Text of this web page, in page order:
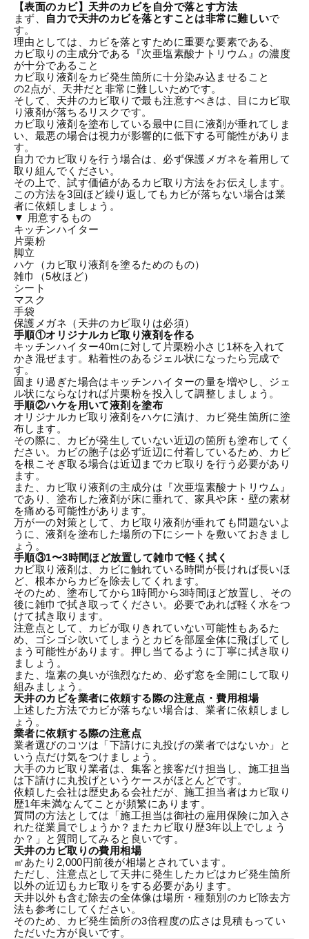
【表面のカビ】天井のカビを自分で落とす方法
まず、 自力で天井のカビを落とすことは非常に難しいで
す。
理由としては、カビを落とすために重要な要素である、
カビ取りの主成分である『次亜塩素酸ナトリウム』の濃度
が十分であること
カビ取り液剤をカビ発生箇所に十分染み込ませること
の2点が、天井だと非常に難しいためです。
そして、天井のカビ取りで最も注意すべきは、目にカビ取
り液剤が落ちるリスクです。
カビ取り液剤を塗布している最中に目に液剤が垂れてしま
い、最悪の場合は視力が影響的に低下する可能性がありま
す。
自力でカビ取りを行う場合は、必ず保護メガネを着用して
取り組んでください。
その上で、試す価値があるカビ取り方法をお伝えします。
この方法を3回ほど繰り返してもカビが落ちない場合は業
者に依頼しましょう。
▼ 用意するもの
キッチンハイター
片栗粉
脚立
ハケ（カビ取り液剤を塗るためのもの）
雑巾（5枚ほど）
シート
マスク
手袋
保護メガネ（天井のカビ取りは必須）
手順①オリジナルカビ取り液剤を作る
キッチンハイター40mに対して片栗粉小さじ1杯を入れて
かき混ぜます。粘着性のあるジェル状になったら完成で
す。
固まり過ぎた場合はキッチンハイターの量を増やし、ジェ
ル状にならなければ片栗粉を投入して調整しましょう。
手順②ハケを用いて液剤を塗布
オリジナルカビ取り液剤をハケに漬け、カビ発生箇所に塗
布します。
その際に、カビが発生していない近辺の箇所も塗布してく
ださい。カビの胞子は必ず近辺に付着しているため、カビ
を根こそぎ取る場合は近辺までカビ取りを行う必要があり
ます。
また、カビ取り液剤の主成分は『次亜塩素酸ナトリウム』
であり、塗布した液剤が床に垂れて、家具や床・壁の素材
を痛める可能性があります。
万が一の対策として、カビ取り液剤が垂れても問題ないよ
うに、液剤を塗布した場所の下にシートを敷いておきまし
ょう。
手順③1〜3時間ほど放置して雑巾で軽く拭く
カビ取り液剤は、カビに触れている時間が長ければ長いほ
ど、根本からカビを除去してくれます。
そのため、塗布してから1時間から3時間ほど放置し、その
後に雑巾で拭き取ってください。必要であれば軽く水をつ
けて拭き取ります。
注意点として、カビが取りきれていない可能性もあるた
め、ゴシゴシ吹いてしまうとカビを部屋全体に飛ばしてし
まう可能性があります。押し当てるように丁寧に拭き取り
ましょう。
また、塩素の臭いが強烈なため、必ず窓を全開にして取り
組みましょう。
天井のカビを業者に依頼する際の注意点・費用相場
上述した方法でカビが落ちない場合は、業者に依頼しまし
ょう。
業者に依頼する際の注意点
業者選びのコツは「下請けに丸投げの業者ではないか」と
いう点だけ気をつけましょう。
大手のカビ取り業者は、集客と接客だけ担当し、施工担当
は下請けに丸投げというケースがほとんどです。
依頼した会社は歴史ある会社だが、施工担当者はカビ取り
歴1年未満なんてことが頻繁にあります。
質問の方法としては「施工担当は御社の雇用保険に加入さ
れた従業員でしょうか？またカビ取り歴3年以上でしょう
か？」と質問してみると良いです。
天井のカビ取りの費用相場
㎡あたり2,000円前後が相場とされています。
ただし、注意点として天井に発生したカビはカビ発生箇所
以外の近辺もカビ取りをする必要があります。
天井以外も含む除去の全体像は場所・種類別のカビ除去方
法も参考にしてください。
そのため、カビ発生箇所の3倍程度の広さは見積もってい
ただいた方が良いです。